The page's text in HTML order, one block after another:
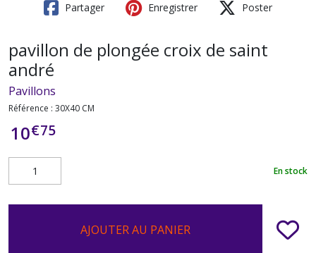
Partager Enregistrer Poster
pavillon de plongée croix de saint
andré
Pavillons
Référence : 30X40 CM
10€75
En stock
AJOUTER AU PANIER